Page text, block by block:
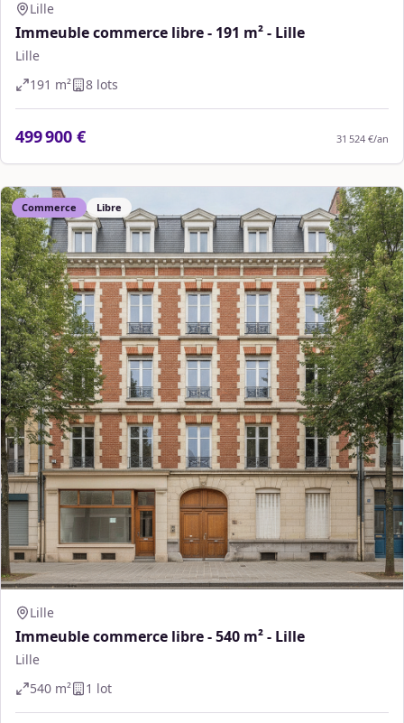
Lille
Immeuble commerce libre - 191 m² - Lille
Lille
191 m² 8 lots
499 900 € 31 524 €/an
Commerce Libre
Lille
Immeuble commerce libre - 540 m² - Lille
Lille
540 m² 1 lot